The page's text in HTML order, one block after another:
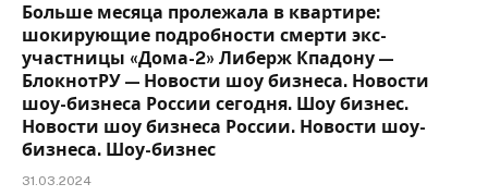
Больше месяца пролежала в квартире:
шокирующие подробности смерти экс-
участницы «Дома-2» Либерж Кпадону —
БлокнотРУ — Новости шоу бизнеса. Новости
шоу-бизнеса России сегодня. Шоу бизнес.
Новости шоу бизнеса России. Новости шоу-
бизнеса. Шоу-бизнес
31.03.2024